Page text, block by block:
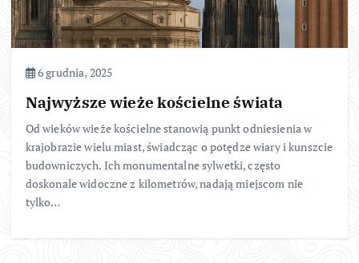
6 grudnia, 2025
Najwyższe wieże kościelne świata
Od wieków wieże kościelne stanowią punkt odniesienia w
krajobrazie wielu miast, świadcząc o potędze wiary i kunszcie
budowniczych. Ich monumentalne sylwetki, często
doskonale widoczne z kilometrów, nadają miejscom nie
tylko…